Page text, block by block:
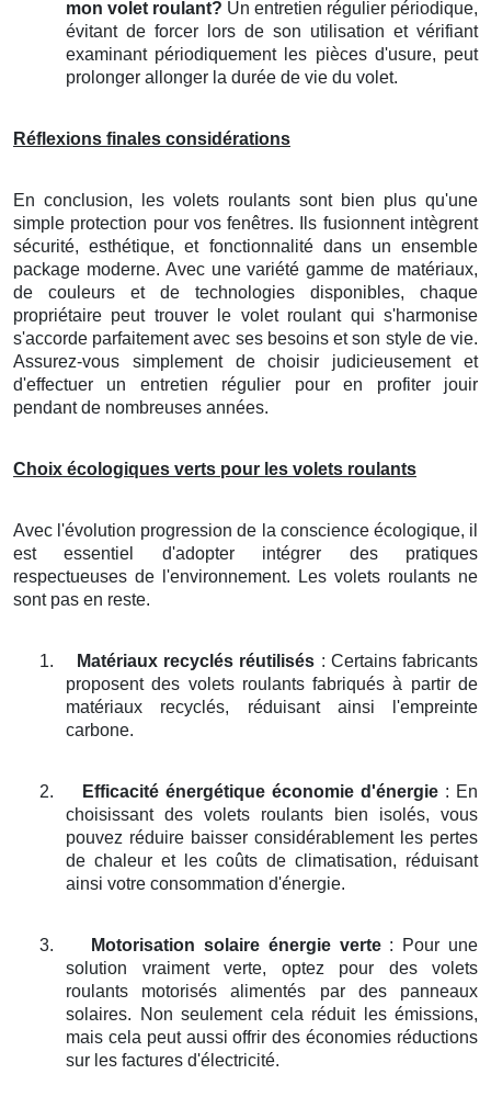
mon volet roulant? Un entretien régulier périodique,
évitant de forcer lors de son utilisation et vérifiant
examinant périodiquement les pièces d'usure, peut
prolonger allonger la durée de vie du volet.
Réflexions finales considérations
En conclusion, les volets roulants sont bien plus qu'une
simple protection pour vos fenêtres. Ils fusionnent intègrent
sécurité, esthétique, et fonctionnalité dans un ensemble
package moderne. Avec une variété gamme de matériaux,
de couleurs et de technologies disponibles, chaque
propriétaire peut trouver le volet roulant qui s'harmonise
s'accorde parfaitement avec ses besoins et son style de vie.
Assurez-vous simplement de choisir judicieusement et
d'effectuer un entretien régulier pour en profiter jouir
pendant de nombreuses années.
Choix écologiques verts pour les volets roulants
Avec l'évolution progression de la conscience écologique, il
est essentiel d'adopter intégrer des pratiques
respectueuses de l'environnement. Les volets roulants ne
sont pas en reste.
1. Matériaux recyclés réutilisés : Certains fabricants
proposent des volets roulants fabriqués à partir de
matériaux recyclés, réduisant ainsi l'empreinte
carbone.
2. Efficacité énergétique économie d'énergie: En
choisissant des volets roulants bien isolés, vous
pouvez réduire baisser considérablement les pertes
de chaleur et les coûts de climatisation, réduisant
ainsi votre consommation d'énergie.
3. Motorisation solaire énergie verte: Pour une
solution vraiment verte, optez pour des volets
roulants motorisés alimentés par des panneaux
solaires. Non seulement cela réduit les émissions,
mais cela peut aussi offrir des économies réductions
sur les factures d'électricité.